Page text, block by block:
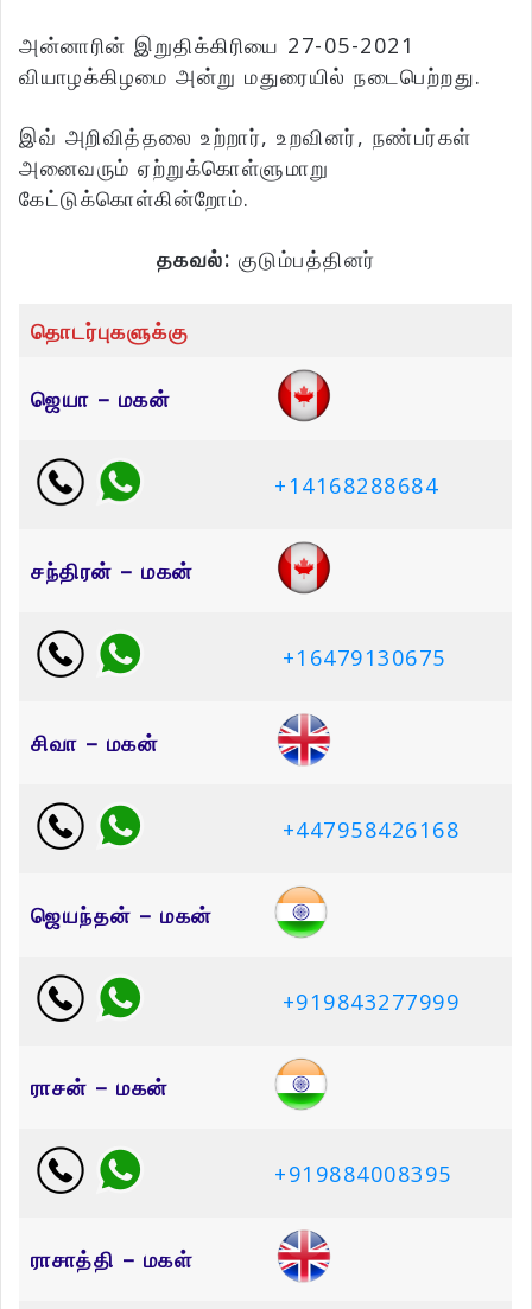
அன்னாரின் இறுதிக்கிரியை 27-05-2021
வியாழக்கிழமை அன்று மதுரையில் நடைபெற்றது.
இவ் அறிவித்தலை உற்றார், உறவினர், நண்பர்கள்
அனைவரும் ஏற்றுக்கொள்ளுமாறு
கேட்டுக்கொள்கின்றோம்.
தகவல்: குடும்பத்தினர்
தொடர்புகளுக்கு
ஜெயா – மகன்
+14168288684
சந்திரன் – மகன்
+16479130675
சிவா – மகன்
+447958426168
ஜெயந்தன் – மகன்
+919843277999
ராசன் – மகன்
+919884008395
ராசாத்தி – மகள்